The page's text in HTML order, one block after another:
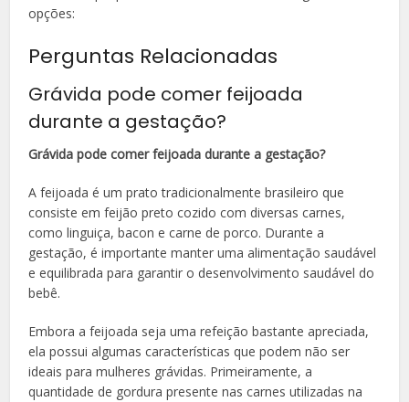
opções:
Perguntas Relacionadas
Grávida pode comer feijoada
durante a gestação?
Grávida pode comer feijoada durante a gestação?
A feijoada é um prato tradicionalmente brasileiro que
consiste em feijão preto cozido com diversas carnes,
como linguiça, bacon e carne de porco. Durante a
gestação, é importante manter uma alimentação saudável
e equilibrada para garantir o desenvolvimento saudável do
bebê.
Embora a feijoada seja uma refeição bastante apreciada,
ela possui algumas características que podem não ser
ideais para mulheres grávidas. Primeiramente, a
quantidade de gordura presente nas carnes utilizadas na